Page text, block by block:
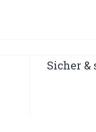
Sicher &